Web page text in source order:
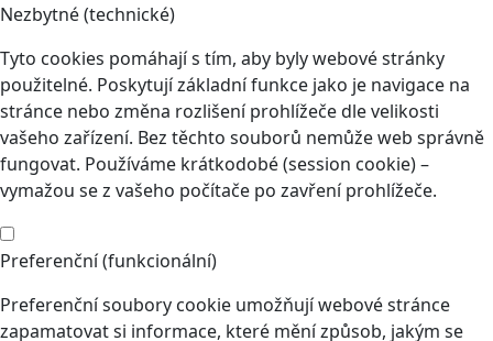
Nezbytné (technické)
Tyto cookies pomáhají s tím, aby byly webové stránky
použitelné. Poskytují základní funkce jako je navigace na
stránce nebo změna rozlišení prohlížeče dle velikosti
vašeho zařízení. Bez těchto souborů nemůže web správně
fungovat. Používáme krátkodobé (session cookie) –
vymažou se z vašeho počítače po zavření prohlížeče.
Preferenční (funkcionální)
Preferenční soubory cookie umožňují webové stránce
zapamatovat si informace, které mění způsob, jakým se